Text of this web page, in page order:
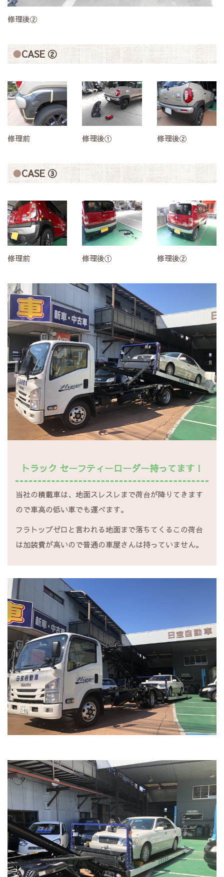
修理後②
CASE ②
修理前 修理後① 修理後②
CASE ③
修理前 修理後① 修理後②
トラック セーフティーローダー持ってます！
当社の積載車は、地面スレスレまで荷台が降りてきます
ので車高の低い車でも運べます。
フラトップゼロと言われる地面まで落ちてくるこの荷台
は加装費が高いので普通の車屋さんは持っていません。